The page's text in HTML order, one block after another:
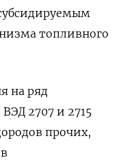
топливного
на ряд
2707 и 2715
прочих,